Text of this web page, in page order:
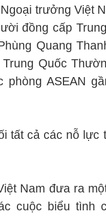
trưởng Việt
đồng cấp
Quang
Quốc
phòng ASEAN
tất cả các nỗ lực
Nam đưa ra
cuộc biểu tình